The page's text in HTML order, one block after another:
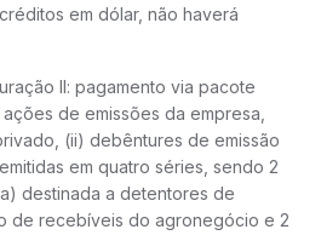
em dólar, não haverá
II: pagamento via pacote
de emissões da empresa,
(ii) debêntures de emissão
em quatro séries, sendo 2
destinada a detentores de
de recebíveis do agronegócio e 2